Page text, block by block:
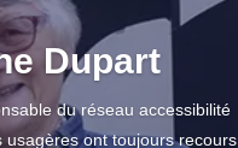
Dupart
du réseau accessibilité
ont toujours recours